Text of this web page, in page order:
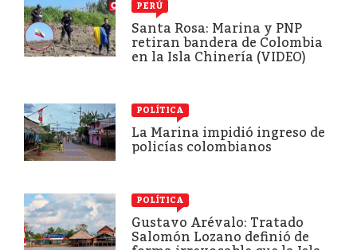
PERÚ
Santa Rosa: Marina y PNP
retiran bandera de Colombia
en la Isla Chinería (VIDEO)
POLÍTICA
La Marina impidió ingreso de
policías colombianos
POLÍTICA
Gustavo Arévalo: Tratado
Salomón Lozano definió de